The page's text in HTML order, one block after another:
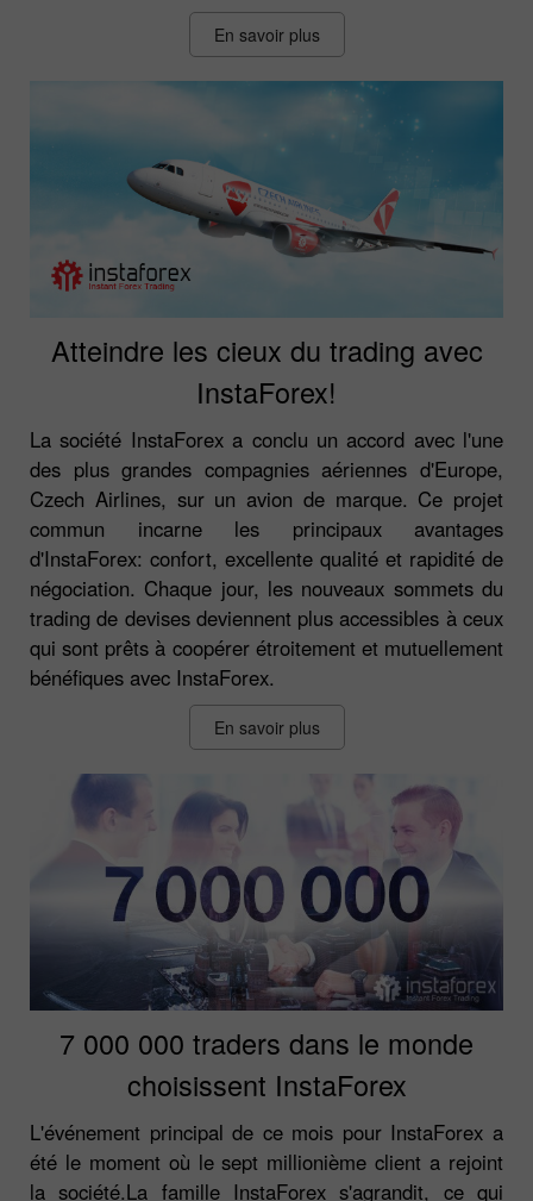
En savoir plus
Atteindre les cieux du trading avec
InstaForex!
La société InstaForex a conclu un accord avec l'une
des plus grandes compagnies aériennes d'Europe,
Czech Airlines, sur un avion de marque. Ce projet
commun incarne les principaux avantages
d'InstaForex: confort, excellente qualité et rapidité de
négociation. Chaque jour, les nouveaux sommets du
trading de devises deviennent plus accessibles à ceux
qui sont prêts à coopérer étroitement et mutuellement
bénéfiques avec InstaForex.
En savoir plus
7 000 000 traders dans le monde
choisissent InstaForex
L'événement principal de ce mois pour InstaForex a
été le moment où le sept millionième client a rejoint
la société.La famille InstaForex s'agrandit, ce qui